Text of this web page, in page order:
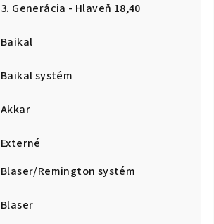
3. Generácia - Hlaveň 18,40
Baikal
Baikal systém
Akkar
Externé
Blaser/Remington systém
Blaser